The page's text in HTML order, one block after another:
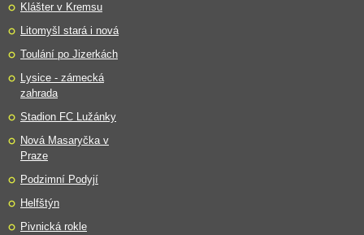
Klášter v Kremsu
Litomyšl stará i nová
Toulání po Jizerkách
Lysice - zámecká
zahrada
Stadion FC Lužánky
Nová Masaryčka v
Praze
Podzimní Podyjí
Helfštýn
Pivnická rokle